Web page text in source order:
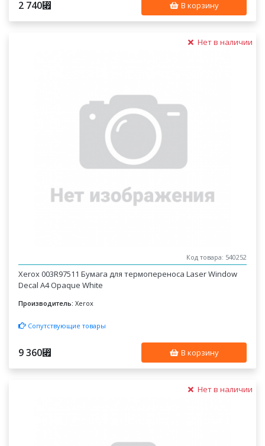
2 740⃏ В корзину
Нет в наличии
Код товара: 540252
Xerox 003R97511 Бумага для термопереноса Laser Window
Decal A4 Opaque White
Производитель: Xerox
Сопутствующие товары
9 360⃏ В корзину
Нет в наличии